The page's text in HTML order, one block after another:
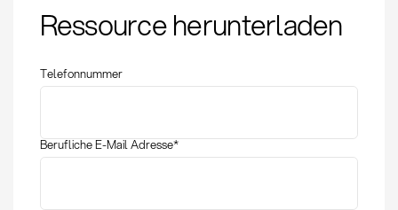
Definition, Methoden
und Anwendung im
Ressource herunterladen
Telefonnummer
Berufliche E-Mail Adresse*